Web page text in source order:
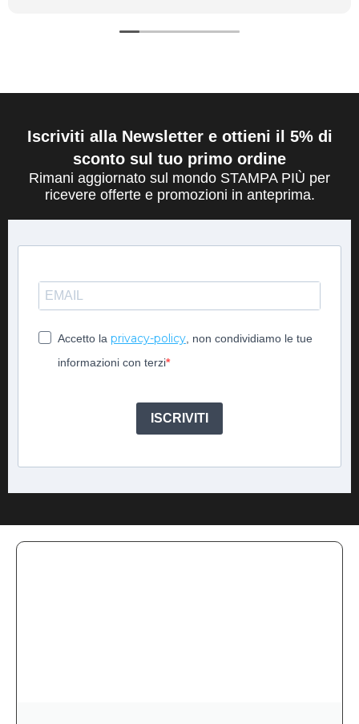
Iscriviti alla Newsletter e ottieni il 5% di
sconto sul tuo primo ordine
Rimani aggiornato sul mondo STAMPA PIÙ per
ricevere offerte e promozioni in anteprima.
Accetto la privacy-policy , non condividiamo le tue
informazioni con terzi
ISCRIVITI